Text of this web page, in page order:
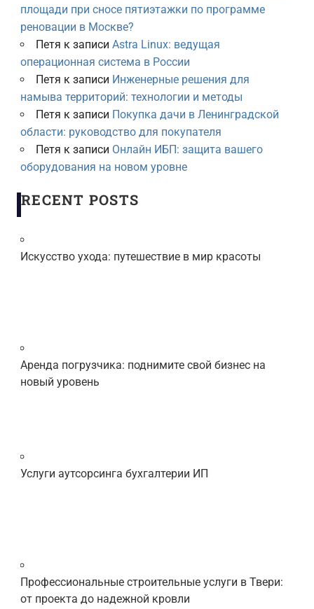
площади при сносе пятиэтажки по программе
реновации в Москве?
Петя к записи Astra Linux: ведущая
операционная система в России
Петя к записи Инженерные решения для
намыва территорий: технологии и методы
Петя к записи Покупка дачи в Ленинградской
области: руководство для покупателя
Петя к записи Онлайн ИБП: защита вашего
оборудования на новом уровне
RECENT POSTS
Искусство ухода: путешествие в мир красоты
Аренда погрузчика: поднимите свой бизнес на
новый уровень
Услуги аутсорсинга бухгалтерии ИП
Профессиональные строительные услуги в Твери:
от проекта до надежной кровли